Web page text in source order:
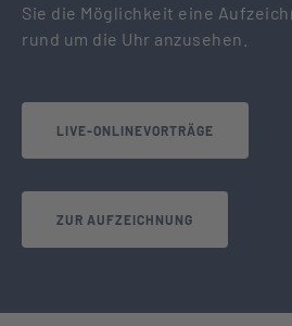
Sie die Möglichkeit eine
rund um die Uhr anzusehen.
LIVE-ONLINEVORTRÄGE
ZUR AUFZEICHNUNG